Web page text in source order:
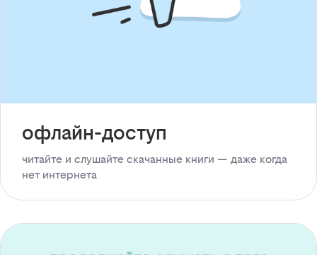
офлайн-доступ
читайте и слушайте скачанные книги — даже когда
нет интернета